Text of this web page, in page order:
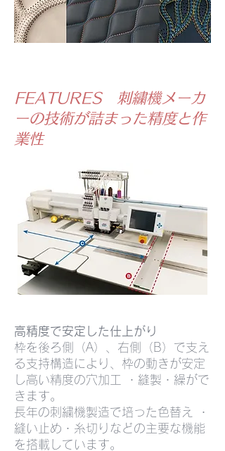
FEATURES 刺繍機メーカ
ーの技術が詰まった精度と作
業性
高精度で安定した仕上がり
枠を後ろ側（A）、右側（B）で支え
る支持構造により、枠の動きが安定
し高い精度の穴加工 ・縫製・繰がで
きます。
長年の刺繍機製造で培った色替え ・
縫い止め・糸切りなどの主要な機能
を搭載しています。